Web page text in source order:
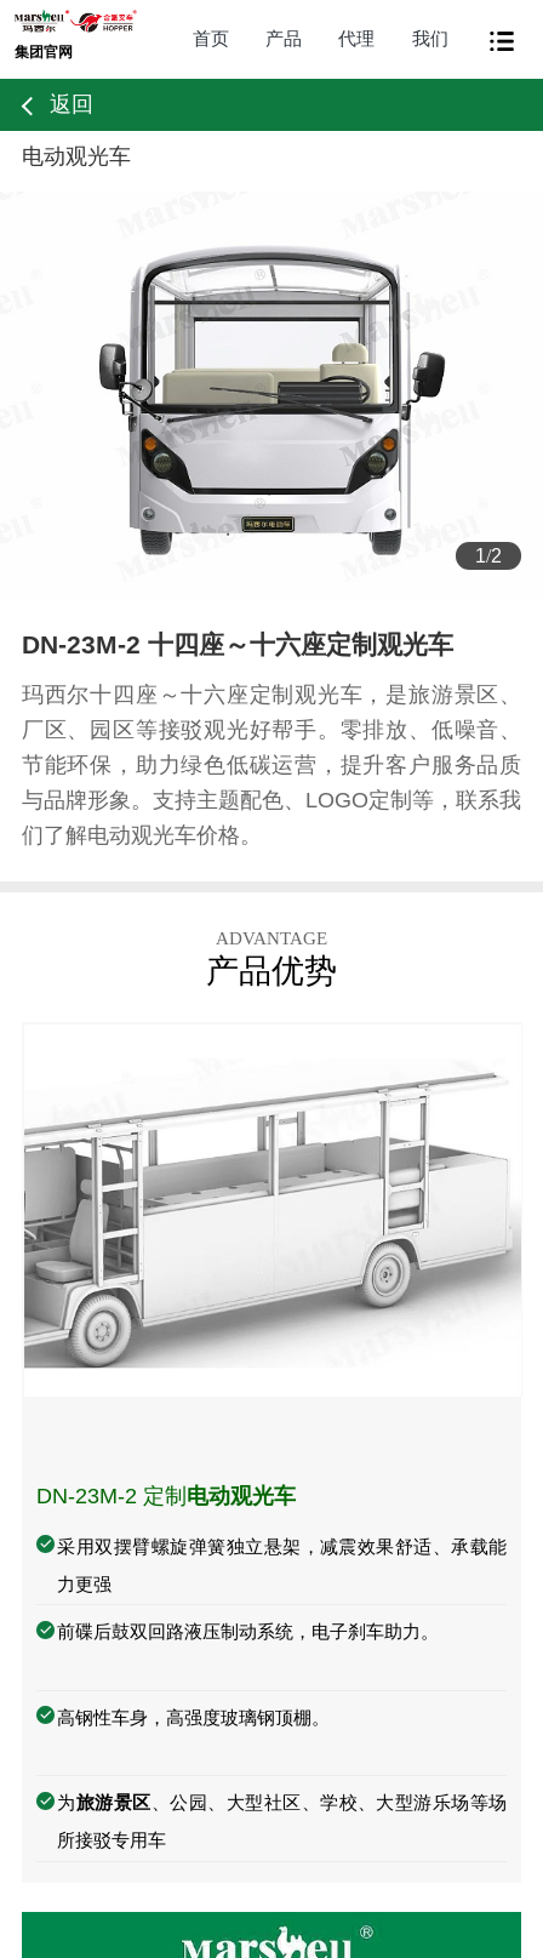
集团官网
首页 产品 代理 我们
返回
电动观光车
1/2
DN-23M-2 十四座～十六座定制观光车
玛西尔十四座～十六座定制观光车，是旅游景区、
厂区、园区等接驳观光好帮手。零排放、低噪音、
节能环保，助力绿色低碳运营，提升客户服务品质
与品牌形象。支持主题配色、LOGO定制等，联系我
们了解电动观光车价格。
ADVANTAGE
产品优势
DN-23M-2 定制 电动观光车
采用双摆臂螺旋弹簧独立悬架，减震效果舒适、承载能
力更强
前碟后鼓双回路液压制动系统，电子刹车助力。
高钢性车身，高强度玻璃钢顶棚。
为旅游景区 、公园、⼤型社区、学校、⼤型游乐场等场
所接驳专用车